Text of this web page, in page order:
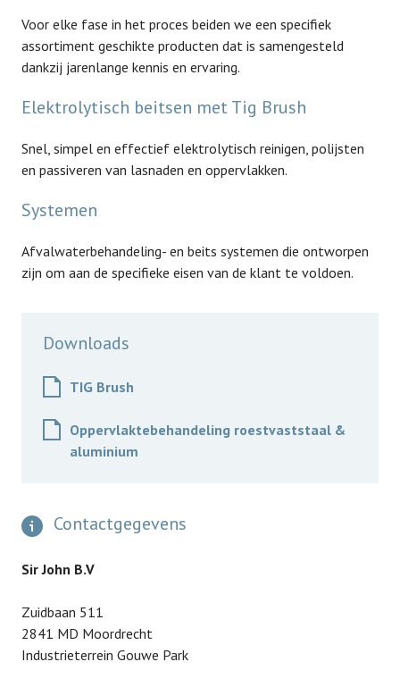
Voor elke fase in het proces beiden we een specifiek
assortiment geschikte producten dat is samengesteld
dankzij jarenlange kennis en ervaring.
Elektrolytisch beitsen met Tig Brush
Snel, simpel en effectief elektrolytisch reinigen, polijsten
en passiveren van lasnaden en oppervlakken.
Systemen
Afvalwaterbehandeling- en beits systemen die ontworpen
zijn om aan de specifieke eisen van de klant te voldoen.
Downloads
TIG Brush
Oppervlaktebehandeling roestvaststaal &
aluminium
Contactgegevens
Sir John B.V
Zuidbaan 511
2841 MD Moordrecht
Industrieterrein Gouwe Park